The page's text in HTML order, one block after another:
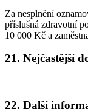
Za nesplnění
příslušná zdravotní
10 000 Kč a
21. Nejčastější
22. Další